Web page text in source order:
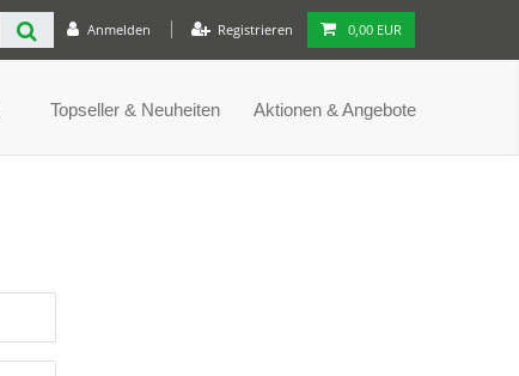
Anmelden Registrieren 0,00 EUR
Topseller & Neuheiten Aktionen & Angebote